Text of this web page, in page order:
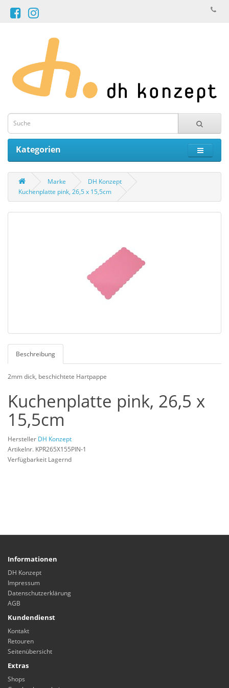
Kategorien
Marke
DH Konzept
Kuchenplatte pink, 26,5 x 15,5cm
Beschreibung
2mm dick, beschichtete Hartpappe
Kuchenplatte pink, 26,5 x
15,5cm
Hersteller DH Konzept
Artikelnr. KPR265X155PIN-1
Verfügbarkeit Lagernd
Informationen
DH Konzept
Impressum
Datenschutzerklärung
AGB
Kundendienst
Kontakt
Retouren
Seitenübersicht
Extras
Shops